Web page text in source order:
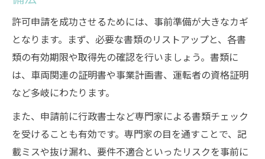
許可申請を成功させるためには、事前準備が大きなカギ
となります。まず、必要な書類のリストアップと、各書
類の有効期限や取得先の確認を行いましょう。書類に
は、車両関連の証明書や事業計画書、運転者の資格証明
など多岐にわたります。
また、申請前に行政書士など専門家による書類チェック
を受けることも有効です。専門家の目を通すことで、記
載ミスや抜け漏れ、要件不適合といったリスクを事前に